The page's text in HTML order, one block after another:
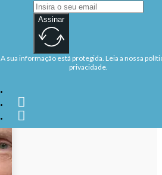
Assinar
A sua informação está protegida. Leia a nossa
privacidade.